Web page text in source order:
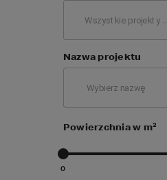
Nazwa projektu
Powierzchnia w m2
0